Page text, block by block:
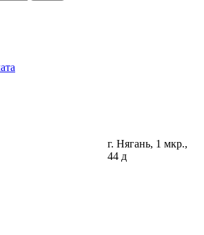
г. Нягань, 1 мкр.,
44 д